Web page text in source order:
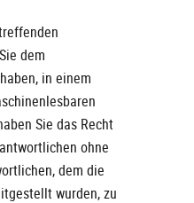
dem
in einem
Sie das Recht
ohne
dem die
wurden, zu